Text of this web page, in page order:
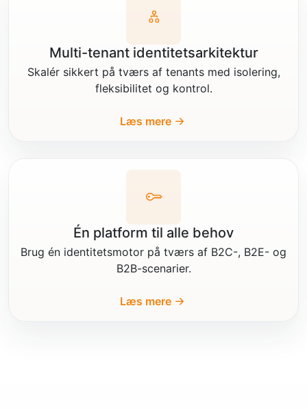
Multi-tenant identitetsarkitektur
Skalér sikkert på tværs af tenants med isolering,
fleksibilitet og kontrol.
Læs mere
Én platform til alle behov
Brug én identitetsmotor på tværs af B2C-, B2E- og
B2B-scenarier.
Læs mere